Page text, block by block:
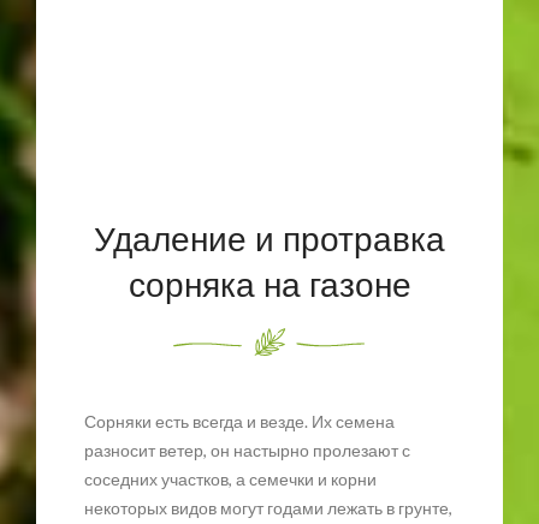
Удаление и протравка
сорняка на газоне
Сорняки есть всегда и везде. Их семена
разносит ветер, он настырно пролезают с
соседних участков, а семечки и корни
некоторых видов могут годами лежать в грунте,